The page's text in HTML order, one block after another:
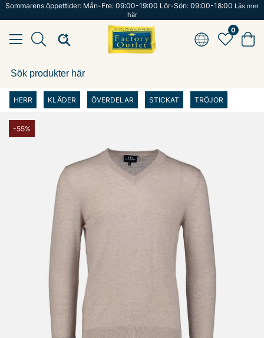
Sommarens öppettider: Mån-Fre: 09:00-19:00 Lör-Sön: 09:00-18:00 Läs mer
här
0
HERR KLÄDER ÖVERDELAR STICKAT TRÖJOR
-55%